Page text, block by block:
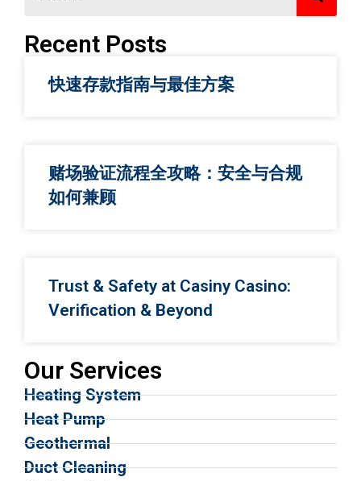
Recent Posts
快速存款指南与最佳方案
赌场验证流程全攻略：安全与合规
如何兼顾
Trust & Safety at Casiny Casino:
Verification & Beyond
Our Services
Heating System
Heat Pump
Geothermal
Duct Cleaning